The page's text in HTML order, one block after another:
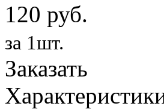
120 руб.
за 1шт.
Заказать